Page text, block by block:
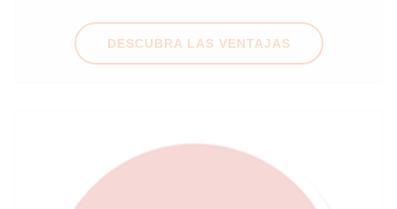
DESCUBRA LAS VENTAJAS